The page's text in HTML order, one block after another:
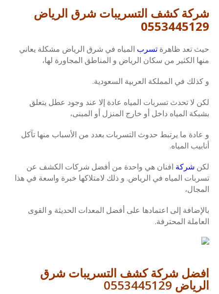
شركة كشف التسريبات شرق الرياض
0553445129
حيث تعد ظاهرة تسرب المياه في شرق الرياض مشكلة يعاني
منها الكثير من سكان الرياض و المناطق المجاورة لها،
و كذلك في المملكة العربية السعودية.
لكن لا تحدث تسربات المياه عادة إلا عند وجود عطل يتعلق
بشبكة المياه داخل أو خارج المنزل أو المبنى،
و عادة ما يرتبط حدوث التسربات بعدد من الأسباب منها تآكل
أنابيب المياه.
لكن شركة افنان هي واحدة من أفضل شركات الكشف عن
تسربات المياه في الرياض. و ذلك لامتلاكها خبرة واسعة في هذا
المجال،
بالإضافة إلى اعتمادها على أفضل المعدات الحديثة و القوى
العاملة المحترفة.
افضل شركة كشف التسريبات شرق
الرياض 0553445129